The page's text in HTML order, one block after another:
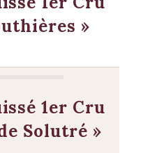
1er Cru
»
1er Cru
Solutré »